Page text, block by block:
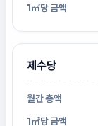
제수당